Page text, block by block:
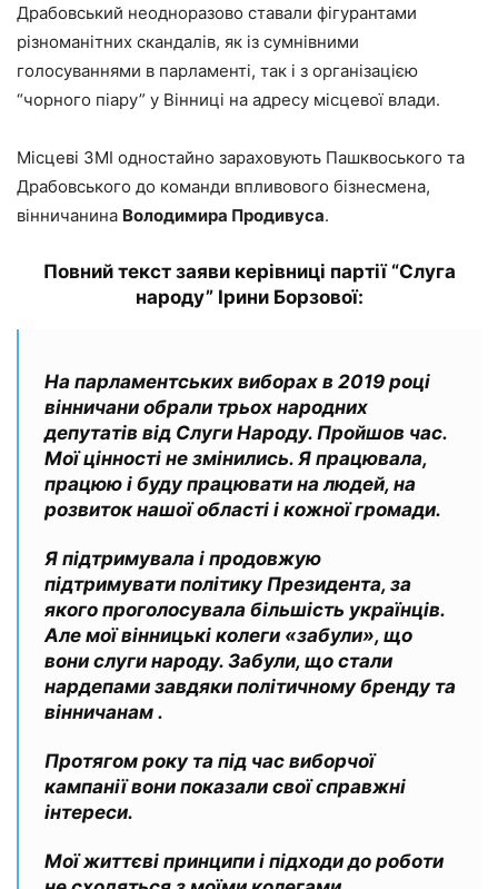
Драбовський неодноразово ставали фігурантами
різноманітних скандалів, як із сумнівними
голосуваннями в парламенті, так і з організацією
“чорного піару” у Вінниці на адресу місцевої влади.
Місцеві ЗМІ одностайно зараховують Пашквоського та
Драбовського до команди впливового бізнесмена,
вінничанина Володимира Продивуса.
Повний текст заяви керівниці партії “Слуга
народу” Ірини Борзової:
На парламентських виборах в 2019 році
вінничани обрали трьох народних
депутатів від Слуги Народу. Пройшов час.
Мої цінності не змінились. Я працювала,
працюю і буду працювати на людей, на
розвиток нашої області і кожної громади.
Я підтримувала і продовжую
підтримувати політику Президента, за
якого проголосувала більшість українців.
Але мої вінницькі колеги «забули», що
вони слуги народу. Забули, що стали
нардепами завдяки політичному бренду та
вінничанам .
Протягом року та під час виборчої
кампанії вони показали свої справжні
інтереси.
Мої життєві принципи і підходи до роботи